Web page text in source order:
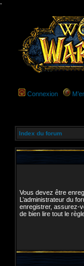
-
Connexion
Index du forum
Vous devez être
L’administrateur du
enregistrer, assurez-
de bien lire tout le